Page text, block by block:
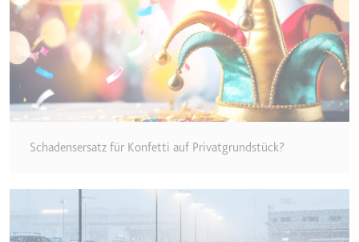
eingebetteten Inhalten zu
verfolgen.
Ablauf:
180 Tage
HTTP-Cookie
Anbieter:
youtube.com
Benutzereinstellungen beim Abruf
eines auf anderen Webseiten
integrierten Youtube-Videos
Schadensersatz für Konfetti auf Privatgrundstück?